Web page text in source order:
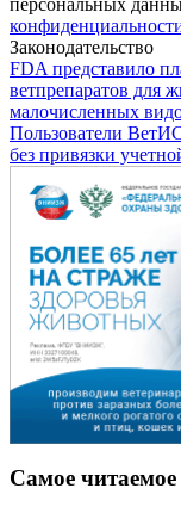
персональных
Законодательство
FDA представило
ветпрепаратов для
малочисленных
Пользователи
без привязки
Самое читаемое